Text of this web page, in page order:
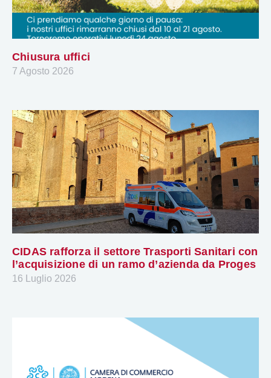
Chiusura uffici
7 Agosto 2026
CIDAS rafforza il settore Trasporti Sanitari con
l’acquisizione di un ramo d’azienda da Proges
16 Luglio 2026